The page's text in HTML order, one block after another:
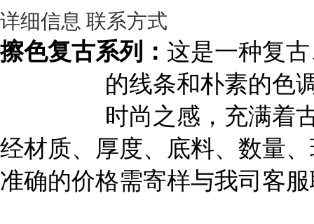
详细信息 联系方式
擦色复古系列： 这是一种复
的线条和朴素的色
时尚之感，充满着
经材质、厚度、底料、数量
准确的价格需寄样与我司客